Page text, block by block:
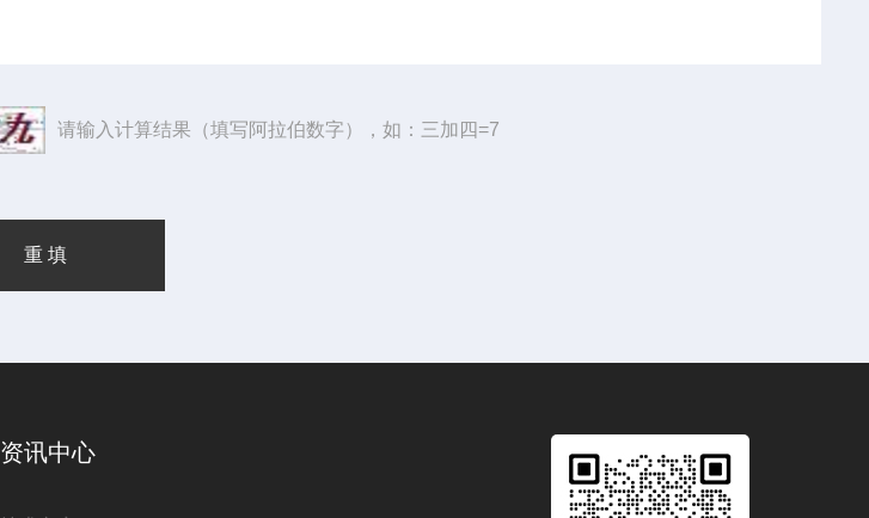
请输入计算结果（填写阿拉伯数字），如：三加四=7
资讯中心